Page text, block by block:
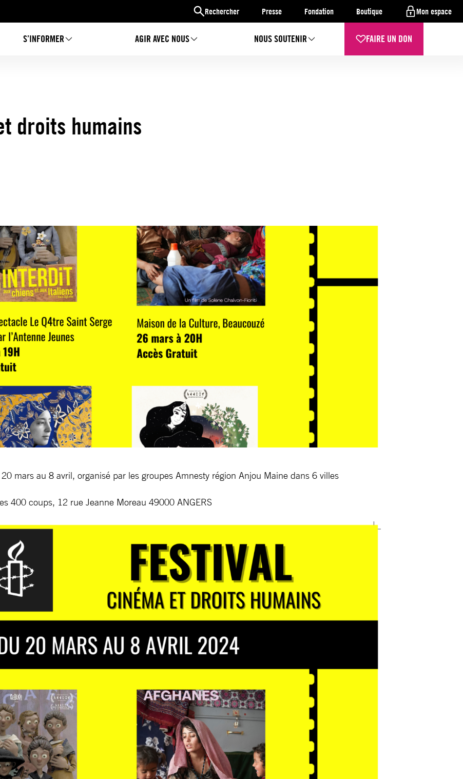
Rechercher Presse Fondation Boutique Mon espace
S’INFORMER AGIR AVEC NOUS NOUS SOUTENIR FAIRE UN DON
droits humains
mars au 8 avril, organisé par les groupes Amnesty région Anjou Maine dans 6 villes
400 coups, 12 rue Jeanne Moreau 49000 ANGERS